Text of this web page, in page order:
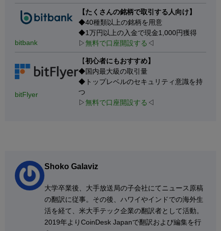
bitbank
【たくさんの銘柄で取引する人向け】
◆40種類以上の銘柄を用意
◆1万円以上の入金で現金1,000円獲得
▷無料で口座開設する ◁
bitFlyer
【初心者にもおすすめ】
◆国内最大級の取引量
◆トップレベルのセキュリティ意識を持
つ
▷無料で口座開設する ◁
Shoko Galaviz
大学卒業後、大手放送局の子会社にてニュース原稿
の翻訳に従事。その後、ハワイやインドでの海外生
活を経て、米大手テック企業の翻訳者として活動。
2019年よりCoinDesk Japanで翻訳および編集を行